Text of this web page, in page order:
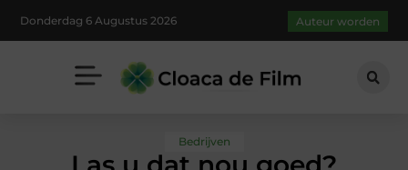
Donderdag 6 Augustus 2026 Auteur worden
Bedrijven